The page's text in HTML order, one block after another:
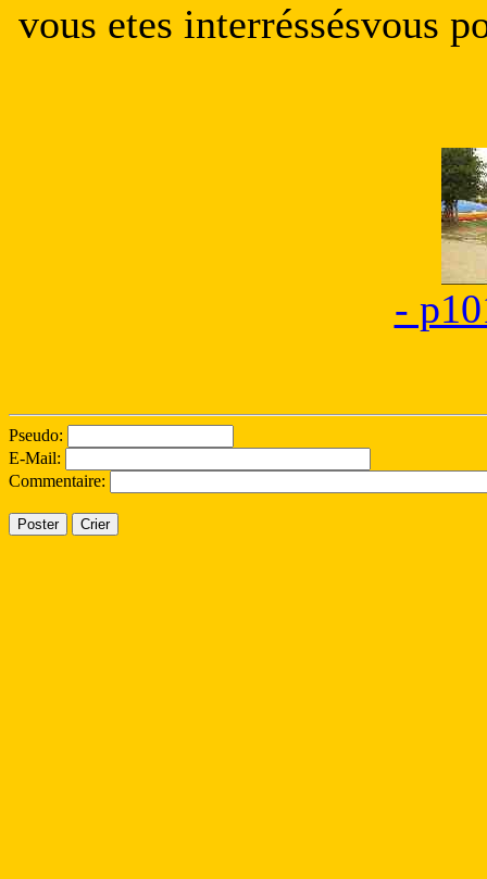
vous etes interréssésvous
-
Pseudo:
E-Mail:
Commentaire: